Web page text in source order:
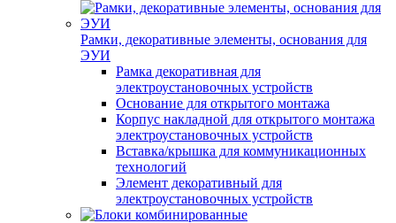
Рамки, декоративные элементы, основания для
ЭУИ
Рамка декоративная для
электроустановочных устройств
Основание для открытого монтажа
Корпус накладной для открытого монтажа
электроустановочных устройств
Вставка/крышка для коммуникационных
технологий
Элемент декоративный для
электроустановочных устройств